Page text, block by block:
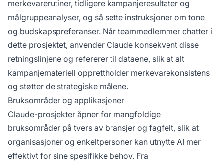
merkevarerutiner, tidligere kampanjeresultater og
målgruppeanalyser, og så sette instruksjoner om tone
og budskapspreferanser. Når teammedlemmer chatter i
dette prosjektet, anvender Claude konsekvent disse
retningslinjene og refererer til dataene, slik at alt
kampanjemateriell opprettholder merkevarekonsistens
og støtter de strategiske målene.
Bruksområder og applikasjoner
Claude-prosjekter åpner for mangfoldige
bruksområder på tvers av bransjer og fagfelt, slik at
organisasjoner og enkeltpersoner kan utnytte AI mer
effektivt for sine spesifikke behov. Fra